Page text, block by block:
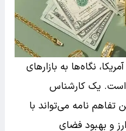
نگاه‌ها به بازارهای
است. یک کارشناس
نامه می‌تواند با
و بهبود فضای